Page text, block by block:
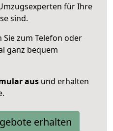
für Ihre
sind.
Sie zum Telefon oder
ganz bequem
aus und erhalten
erhalten